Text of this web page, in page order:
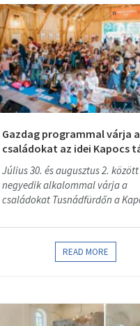
Gazdag programmal várja a
családokat az idei Kapocs
Július 30. és augusztus 2.
negyedik alkalommal várja a
családokat Tusnádfürdőn a
READ MORE